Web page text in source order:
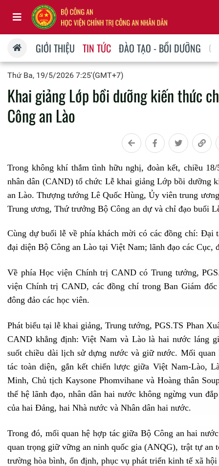
GIỚI THIỆU TIN TỨC ĐÀO TẠO - BỒI DƯỠNG
Thứ Ba, 19/5/2026 7:25'(GMT+7)
Khai giảng Lớp bồi dưỡng kiến thức
Công an Lào
Trong không khí thắm tình hữu nghị, đoàn kết, chiều
nhân dân (CAND) tổ chức Lễ khai giảng Lớp bồi dưỡng
an Lào. Thượng tướng Lê Quốc Hùng, Ủy viên trung
Trung ương, Thứ trưởng Bộ Công an dự và chỉ đạo buổi
Cùng dự buổi lễ về phía khách mời có các đồng chí: Đại
đại diện Bộ Công an Lào tại Việt Nam; lãnh đạo các Cục,
Về phía Học viện Chính trị CAND có Trung tướng,
viện Chính trị CAND, các đồng chí trong Ban Giám
đông đảo các học viên.
Phát biểu tại lễ khai giảng, Trung tướng, PGS.TS Phan
CAND khẳng định: Việt Nam và Lào là hai nước láng
suốt chiều dài lịch sử dựng nước và giữ nước. Mối quan
tác toàn diện, gắn kết chiến lược giữa Việt Nam-Lào,
Minh, Chủ tịch Kaysone Phomvihane và Hoàng thân
thế hệ lãnh đạo, nhân dân hai nước không ngừng vun
của hai Đảng, hai Nhà nước và Nhân dân hai nước.
Trong đó, mối quan hệ hợp tác giữa Bộ Công an hai
quan trọng giữ vững an ninh quốc gia (ANQG), trật tự an
trường hòa bình, ổn định, phục vụ phát triển kinh tế xã